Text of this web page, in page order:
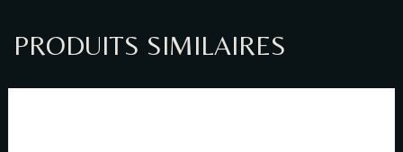
PRODUITS SIMILAIRES